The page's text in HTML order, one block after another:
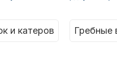
и катеров Гребные